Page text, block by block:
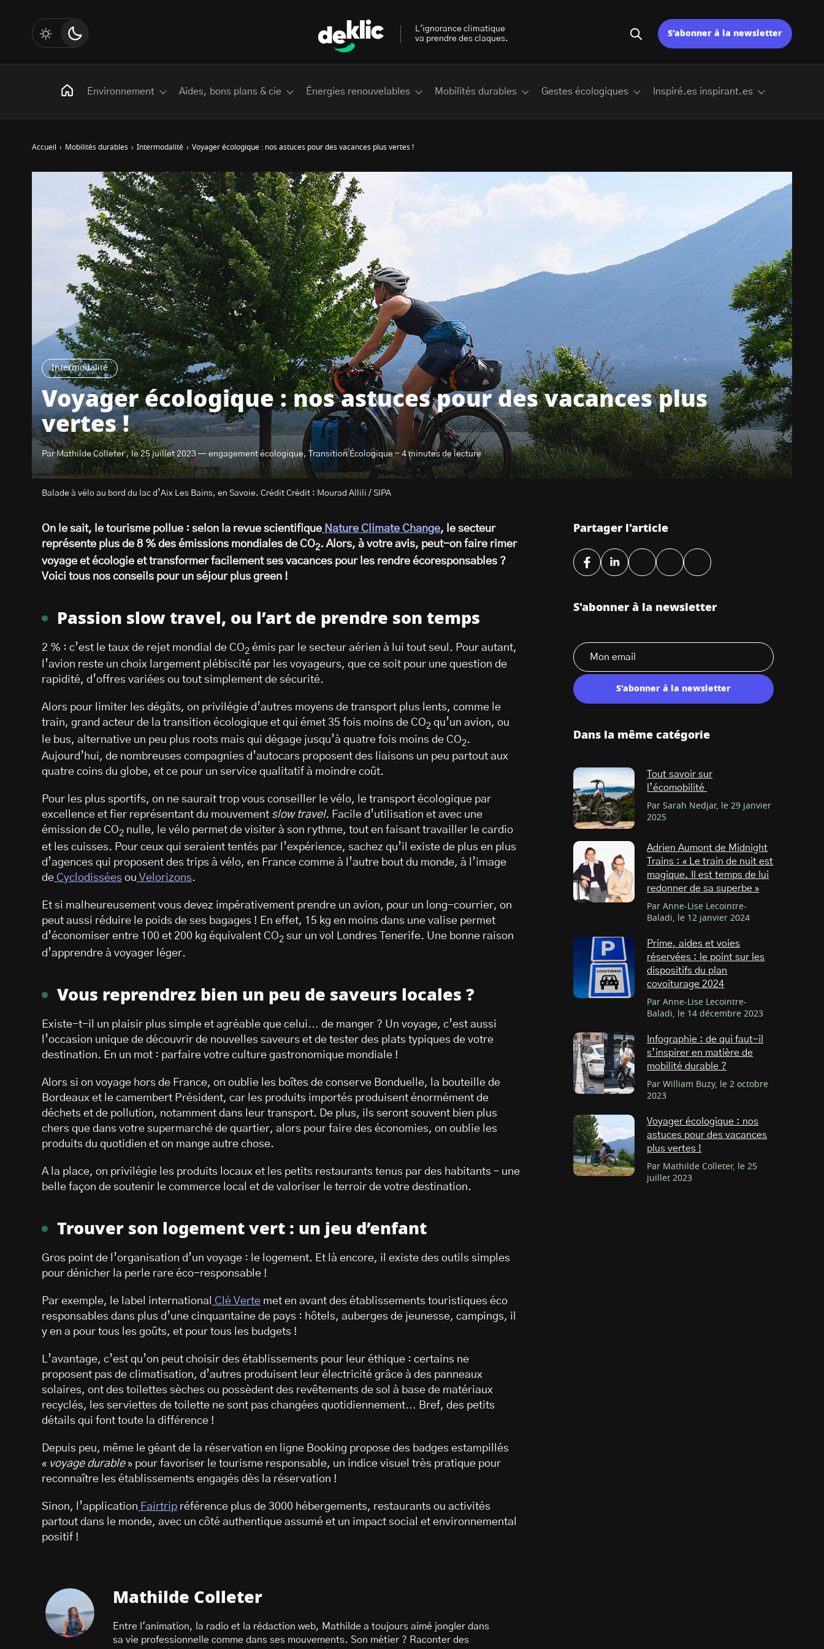
Intermodalité
Voyager écologique : nos astuces pour des vacances plus
vertes !
Par Mathilde Colleter , le 25 juillet 2023 — engagement écologique, Transition Écologique - 4 minutes de lecture
Balade à vélo au bord du lac d’Aix Les Bains, en Savoie. Crédit Crédit : Mourad Allili / SIPA
Accueil › Mobilités durables › Intermodalité › Voyager écologique : nos astuces pour des vacances plus vertes !
On le sait, le tourisme pollue : selon la revue scientifique Nature Climate Change, le secteur
représente plus de 8 % des émissions mondiales de CO2. Alors, à votre avis, peut-on faire rimer
voyage et écologie et transformer facilement ses vacances pour les rendre écoresponsables ?
Voici tous nos conseils pour un séjour plus green !
Passion slow travel, ou l’art de prendre son temps
2 % : c’est le taux de rejet mondial de CO2 émis par le secteur aérien à lui tout seul. Pour autant,
l’avion reste un choix largement plébiscité par les voyageurs, que ce soit pour une question de
rapidité, d’offres variées ou tout simplement de sécurité.
Alors pour limiter les dégâts, on privilégie d’autres moyens de transport plus lents, comme le
train, grand acteur de la transition écologique et qui émet 35 fois moins de CO2 qu’un avion, ou
le bus, alternative un peu plus roots mais qui dégage jusqu’à quatre fois moins de CO2.
Aujourd’hui, de nombreuses compagnies d’autocars proposent des liaisons un peu partout aux
quatre coins du globe, et ce pour un service qualitatif à moindre coût.
Pour les plus sportifs, on ne saurait trop vous conseiller le vélo, le transport écologique par
excellence et fier représentant du mouvement slow travel. Facile d’utilisation et avec une
émission de CO2 nulle, le vélo permet de visiter à son rythme, tout en faisant travailler le cardio
et les cuisses. Pour ceux qui seraient tentés par l’expérience, sachez qu’il existe de plus en plus
d’agences qui proposent des trips à vélo, en France comme à l’autre bout du monde, à l’image
de Cyclodissées ou Velorizons.
Et si malheureusement vous devez impérativement prendre un avion, pour un long-courrier, on
peut aussi réduire le poids de ses bagages ! En effet, 15 kg en moins dans une valise permet
d’économiser entre 100 et 200 kg équivalent CO2 sur un vol Londres Tenerife. Une bonne raison
d’apprendre à voyager léger.
Vous reprendrez bien un peu de saveurs locales ?
Existe-t-il un plaisir plus simple et agréable que celui… de manger ? Un voyage, c’est aussi
l’occasion unique de découvrir de nouvelles saveurs et de tester des plats typiques de votre
destination. En un mot : parfaire votre culture gastronomique mondiale !
Alors si on voyage hors de France, on oublie les boîtes de conserve Bonduelle, la bouteille de
Bordeaux et le camembert Président, car les produits importés produisent énormément de
déchets et de pollution, notamment dans leur transport. De plus, ils seront souvent bien plus
chers que dans votre supermarché de quartier, alors pour faire des économies, on oublie les
produits du quotidien et on mange autre chose.
A la place, on privilégie les produits locaux et les petits restaurants tenus par des habitants – une
belle façon de soutenir le commerce local et de valoriser le terroir de votre destination.
Trouver son logement vert : un jeu d’enfant
Gros point de l’organisation d’un voyage : le logement. Et là encore, il existe des outils simples
pour dénicher la perle rare éco-responsable !
Par exemple, le label international Clé Verte met en avant des établissements touristiques éco
responsables dans plus d’une cinquantaine de pays : hôtels, auberges de jeunesse, campings, il
y en a pour tous les goûts, et pour tous les budgets !
L’avantage, c’est qu’on peut choisir des établissements pour leur éthique : certains ne
proposent pas de climatisation, d’autres produisent leur électricité grâce à des panneaux
solaires, ont des toilettes sèches ou possèdent des revêtements de sol à base de matériaux
recyclés, les serviettes de toilette ne sont pas changées quotidiennement… Bref, des petits
détails qui font toute la différence !
Depuis peu, même le géant de la réservation en ligne Booking propose des badges estampillés
« voyage durable» pour favoriser le tourisme responsable, un indice visuel très pratique pour
reconnaître les établissements engagés dès la réservation !
Sinon, l’application Fairtrip référence plus de 3000 hébergements, restaurants ou activités
partout dans le monde, avec un côté authentique assumé et un impact social et environnemental
positif !
Mathilde Colleter
Entre l'animation, la radio et la rédaction web, Mathilde a toujours aimé jongler dans
sa vie professionnelle comme dans ses mouvements. Son métier ? Raconter des
Partager l'article
S'abonner à la newsletter
S'abonner à la newsletter
Dans la même catégorie
Tout savoir sur
l’écomobilité
Par Sarah Nedjar, le 29 janvier
2025
Adrien Aumont de Midnight
Trains : « Le train de nuit est
magique. Il est temps de lui
redonner de sa superbe »
Par Anne-Lise Lecointre-
Baladi, le 12 janvier 2024
Prime, aides et voies
réservées : le point sur les
dispositifs du plan
covoiturage 2024
Par Anne-Lise Lecointre-
Baladi, le 14 décembre 2023
Infographie : de qui faut-il
s’inspirer en matière de
mobilité durable ?
Par William Buzy, le 2 octobre
2023
Voyager écologique : nos
astuces pour des vacances
plus vertes !
Par Mathilde Colleter, le 25
juillet 2023
L'ignorance climatique
va prendre des claques.
S’abonner à la newsletter
Environnement Aides, bons plans & cie Énergies renouvelables Mobilités durables Gestes écologiques Inspiré.es inspirant.es
Rechercher
:
Les mots clés les plus recherchés sur Deklic
Transition Écologique deklic kids interview